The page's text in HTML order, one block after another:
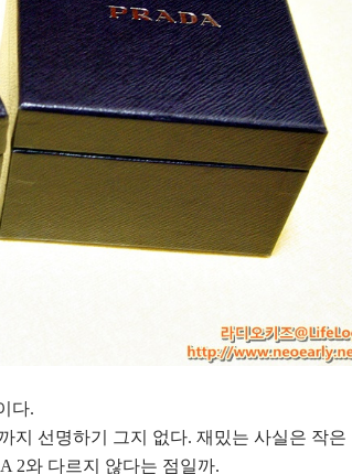
다.
지 선명하기 그지 없다. 재밌는 사실은 작은
2와 다르지 않다는 점일까.